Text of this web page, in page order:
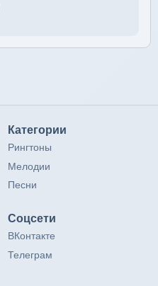
Категории
Рингтоны
Мелодии
Песни
Соцсети
ВКонтакте
Телеграм